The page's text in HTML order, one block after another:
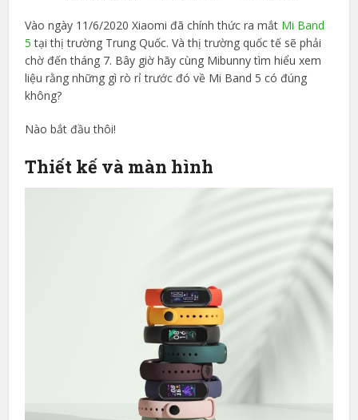
Vào ngày 11/6/2020 Xiaomi đã chính thức ra mắt Mi Band
5 tại thị trường Trung Quốc. Và thị trường quốc tế sẽ phải
chờ đến tháng 7. Bây giờ hãy cùng Mibunny tìm hiểu xem
liệu rằng những gì rò rỉ trước đó về Mi Band 5 có đúng
không?
Nào bắt đầu thôi!
Thiết kế và màn hình